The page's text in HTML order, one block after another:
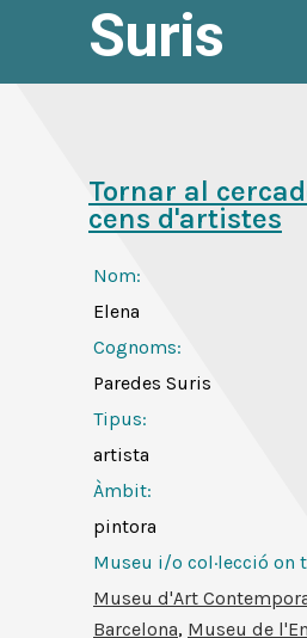
Suris
Tornar al
cens d'artistes
Nom:
Elena
Cognoms:
Paredes Suris
Tipus:
artista
Àmbit:
pintora
Museu i/o col·lecció on
Museu d'Art
Barcelona, Museu de